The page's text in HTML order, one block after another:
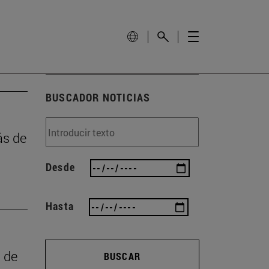
de
de
BUSCADOR NOTICIAS
Desde
Hasta
BUSCAR